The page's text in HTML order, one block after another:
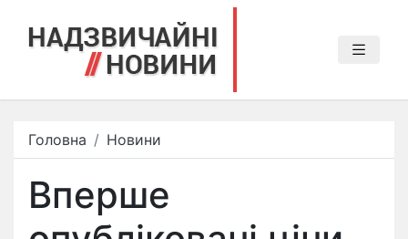
Головна Новини
Вперше